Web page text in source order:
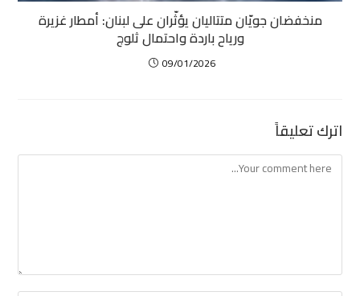
منخفضان جويّان متتاليان يؤثّران على لبنان: أمطار غزيرة
ورياح باردة واحتمال ثلوج
09/01/2026
اترك تعليقاً